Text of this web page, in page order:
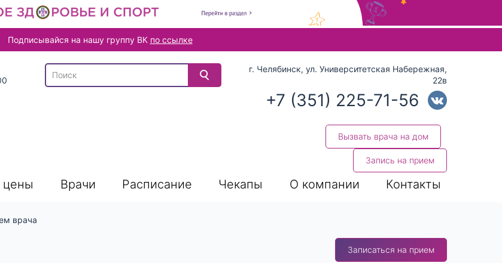
Подписывайся на нашу группу ВК по ссылке
В списке найденных результатов используйте стрелки вверх и вниз для выбора и Enter для перехода на
г. Челябинск, ул. Университетская Набережная,
22в
+7 (351) 225-71-56
Вызвать врача на дом
Запись на прием
цены Врачи Расписание Чекапы О компании Контакты
врача
Записаться на прием